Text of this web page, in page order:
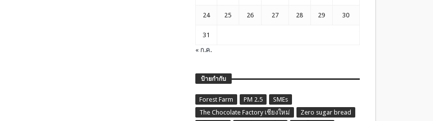
24 25 26 27 28 29 30
31
« ก.ค.
ป้ายกำกับ
Forest Farm PM 2.5
SMEs
The Chocolate Factory เชียงใหม่
Zero sugar bread